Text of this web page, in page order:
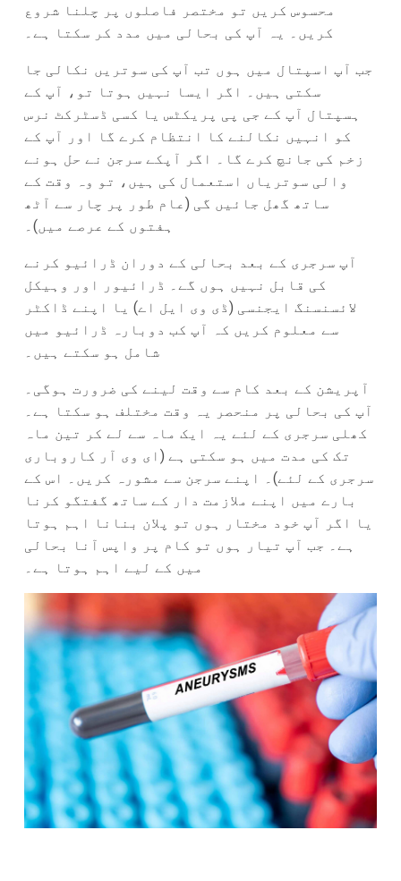
محسوس کریں تو مختصر فاصلوں پر چلنا شروع
کریں۔ یہ آپ کی بحالی میں مدد کر سکتا ہے۔
جب آپ اسپتال میں ہوں تب آپ کی سوتریں نکالی جا
سکتی ہیں۔ اگر ایسا نہیں ہوتا تو، آپ کے
ہسپتال آپ کے جی پی پریکٹس یا کسی ڈسٹرکٹ نرس
کو انہیں نکالنے کا انتظام کرے گا اور آپ کے
زخم کی جانچ کرے گا۔ اگر آپکے سرجن نے حل ہونے
والی سوتریاں استعمال کی ہیں، تو وہ وقت کے
ساتھ گھل جائیں گی (عام طور پر چار سے آٹھ
ہفتوں کے عرصے میں)۔
آپ سرجری کے بعد بحالی کے دوران ڈرائیو کرنے
کی قابل نہیں ہوں گے۔ ڈرائیور اور وہیکل
لائسنسنگ ایجنسی (ڈی وی ایل اے) یا اپنے ڈاکٹر
سے معلوم کریں کہ آپ کب دوبارہ ڈرائیو میں
شامل ہو سکتے ہیں۔
آپریشن کے بعد کام سے وقت لینے کی ضرورت ہوگی۔
آپ کی بحالی پر منحصر یہ وقت مختلف ہو سکتا ہے۔
کھلی سرجری کے لئے یہ ایک ماہ سے لے کر تین ماہ
تک کی مدت میں ہو سکتی ہے (ای وی آر کاروباری
سرجری کے لئے)۔ اپنے سرجن سے مشورہ کریں۔ اس کے
بارے میں اپنے ملازمت دار کے ساتھ گفتگو کرنا
یا اگر آپ خود مختار ہوں تو پلان بنانا اہم ہوتا
ہے۔ جب آپ تیار ہوں تو کام پر واپس آنا بحالی
میں کے لیے اہم ہوتا ہے۔